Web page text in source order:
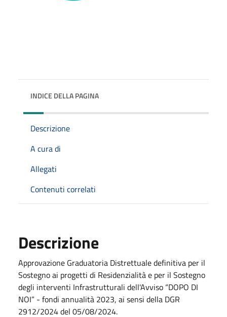
INDICE DELLA PAGINA
Descrizione
A cura di
Allegati
Contenuti correlati
Descrizione
Approvazione Graduatoria Distrettuale definitiva per il
Sostegno ai progetti di Residenzialità e per il Sostegno
degli interventi Infrastrutturali dell'Avviso “DOPO DI
NOI” - fondi annualità 2023, ai sensi della DGR
2912/2024 del 05/08/2024.